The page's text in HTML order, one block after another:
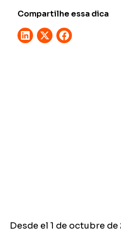
Compartilhe essa dica
Desde el 1 de octubre